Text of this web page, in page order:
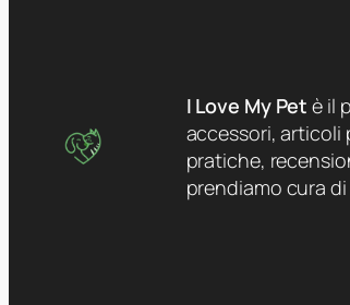
I Love My Pet è il
accessori, articoli
pratiche,
prendiamo cura